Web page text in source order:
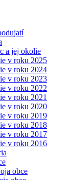
a jej okolie
v roku 2025
v roku 2024
v roku 2023
v roku 2022
v roku 2021
v roku 2020
v roku 2019
v roku 2018
v roku 2017
v roku 2016
obce